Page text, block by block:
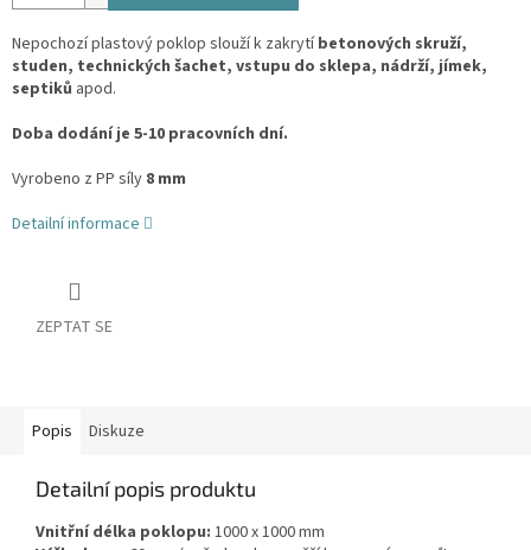
Nepochozí plastový poklop slouží k zakrytíbetonových skruží,
studen, technických šachet, vstupu do sklepa, nádrží, jímek,
septiků apod.
Doba dodání je 5-10 pracovních dní.
Vyrobeno z PP síly 8 mm
Detailní informace
ZEPTAT SE
Popis Diskuze
Detailní popis produktu
Vnitřní délka poklopu: 1000 x 1000 mm